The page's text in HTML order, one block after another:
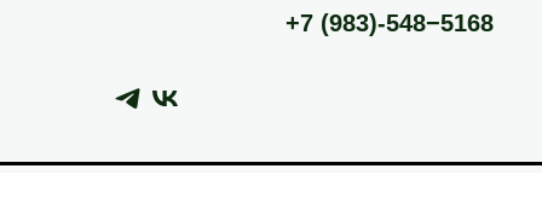
+7 (983)-548−5168